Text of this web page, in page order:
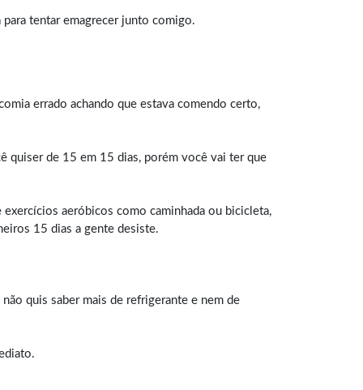
tentar emagrecer junto comigo.
errado achando que estava comendo certo,
quiser de 15 em 15 dias, porém você vai ter que
aeróbicos como caminhada ou bicicleta,
15 dias a gente desiste.
quis saber mais de refrigerante e nem de